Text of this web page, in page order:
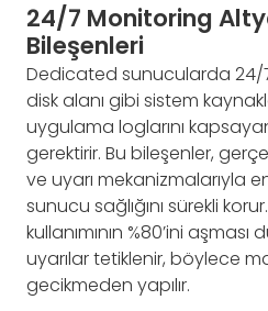
24/7 Monitoring
Bileşenleri
Dedicated sunucularda 24/7
disk alanı gibi sistem
uygulama loglarını
gerektirir. Bu bileşenler,
ve uyarı mekanizmalarıyla
sunucu sağlığını sürekli
kullanımının %80’ini
uyarılar tetiklenir, böylece
gecikmeden yapılır.